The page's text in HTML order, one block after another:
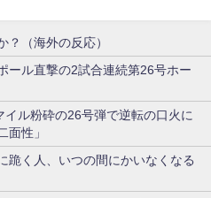
？（海外の反応）
ール直撃の2試合連続第26号ホー
イル粉砕の26号弾で逆転の口火に
面性」
跪く人、いつの間にかいなくなる